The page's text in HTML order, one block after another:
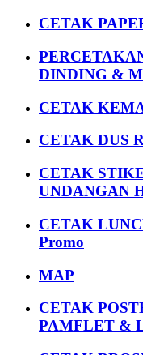
CETAK
DINDING &
CETAK
CETAK DUS
CETAK
UNDANGAN
CETAK
Promo
MAP
CETAK
PAMFLET &